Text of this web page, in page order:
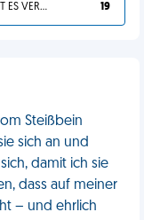
DU HAST ES VERDIENT 19
Steißbein
sich an und
damit ich sie
dass auf meiner
– und ehrlich